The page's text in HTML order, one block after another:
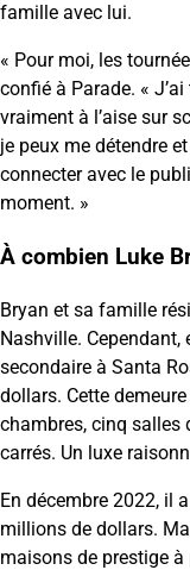
famille avec lui.
« Pour moi, les
confié à Parade. «
vraiment à l’aise sur
je peux me détendre
connecter avec le
moment. »
À combien Luke
Bryan et sa famille
Nashville. Cependant,
secondaire à Santa
dollars. Cette
chambres, cinq salles
carrés. Un luxe
En décembre 2022, il
millions de dollars.
maisons de prestige à